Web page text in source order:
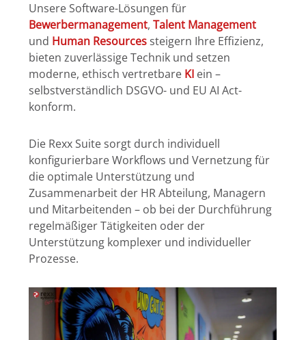
Unsere Software-Lösungen für
Bewerbermanagement,Talent Management
und Human Resources steigern Ihre Effizienz,
bieten zuverlässige Technik und setzen
moderne, ethisch vertretbare KI ein –
selbstverständlich DSGVO- und EU AI Act-
konform.
Die Rexx Suite sorgt durch individuell
konfigurierbare Workflows und Vernetzung für
die optimale Unterstützung und
Zusammenarbeit der HR Abteilung, Managern
und Mitarbeitenden – ob bei der Durchführung
regelmäßiger Tätigkeiten oder der
Unterstützung komplexer und individueller
Prozesse.